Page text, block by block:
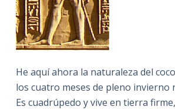
He aquí ahora la naturaleza del
los cuatro meses de pleno invierno
Es cuadrúpedo y vive en tierra